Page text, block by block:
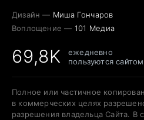
Дизайн — Миша Гончаров
Воплощение — 101 Медиа
69,8K
ежедневно
пользуются сайтом
Полное или частичное
в коммерческих целях
разрешения владельца Сайта. В